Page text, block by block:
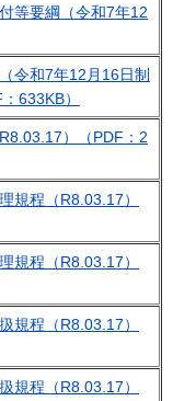
等要綱（令和7年12
令和7年12月16日制
633KB）
）（PDF：2
規程（R8.03.17）
規程（R8.03.17）
規程（R8.03.17）
規程（R8.03.17）